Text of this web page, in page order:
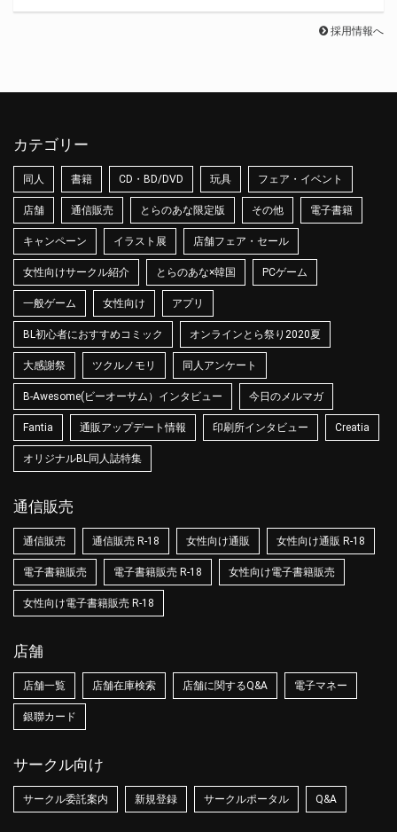
採用情報へ
カテゴリー
同人 書籍 CD・BD/DVD 玩具 フェア・イベント
店舗 通信販売 とらのあな限定版 その他 電子書籍
キャンペーン イラスト展 店舗フェア・セール
女性向けサークル紹介 とらのあな×韓国 PCゲーム
一般ゲーム 女性向け アプリ
BL初心者におすすめコミック オンラインとら祭り2020夏
大感謝祭 ツクルノモリ 同人アンケート
B-Awesome(ビーオーサム）インタビュー 今日のメルマガ
Fantia 通販アップデート情報 印刷所インタビュー Creatia
オリジナルBL同人誌特集
通信販売
通信販売 通信販売 R-18 女性向け通販 女性向け通販 R-18
電子書籍販売 電子書籍販売 R-18 女性向け電子書籍販売
女性向け電子書籍販売 R-18
店舗
店舗一覧 店舗在庫検索 店舗に関するQ&A 電子マネー
銀聯カード
サークル向け
サークル委託案内 新規登録 サークルポータル Q&A